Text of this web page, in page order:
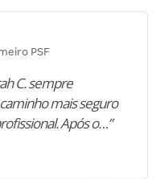
PSF
C. sempre
mais seguro
Após o…”